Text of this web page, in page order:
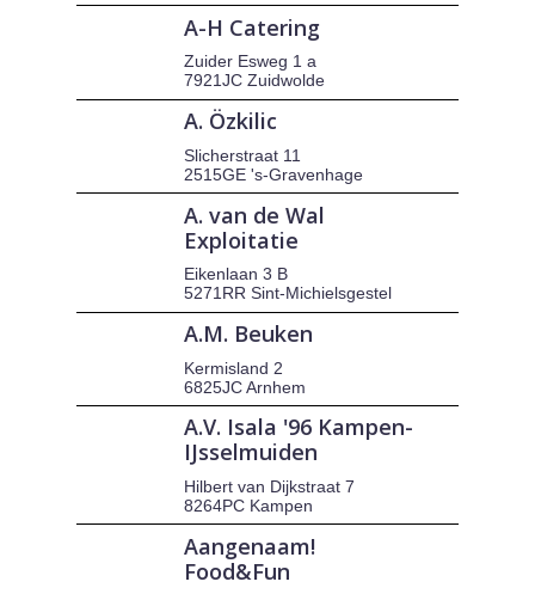
A-H Catering
Zuider Esweg 1 a
7921JC Zuidwolde
A. Özkilic
Slicherstraat 11
2515GE 's-Gravenhage
A. van de Wal
Exploitatie
Eikenlaan 3 B
5271RR Sint-Michielsgestel
A.M. Beuken
Kermisland 2
6825JC Arnhem
A.V. Isala '96 Kampen-
IJsselmuiden
Hilbert van Dijkstraat 7
8264PC Kampen
Aangenaam!
Food&Fun